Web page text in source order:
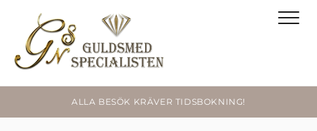
ALLA BESÖK KRÄVER TIDSBOKNING!